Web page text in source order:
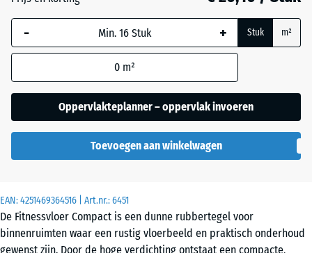
EAN:4251469364516 | Art.nr.:6451
De Fitnessvloer Compact is een dunne rubbertegel voor
binnenruimten waar een rustig vloerbeeld en praktisch onderhoud
gewenst zijn. Door de hoge verdichting ontstaat een compacte,
Antraciet - € 4,50
Licht Grijs
Gespeckeld
Licht
Groen
Gespikkeld
blauw omlijnde
afmeting wordt
gebruikt voor de
(tenzij anders
aangegeven in de
productgegevens).
×
×
0,8
cm
- + Stuk m²
0 m²
Oppervlakteplanner – oppervlak invoeren
Toevoegen aan winkelwagen